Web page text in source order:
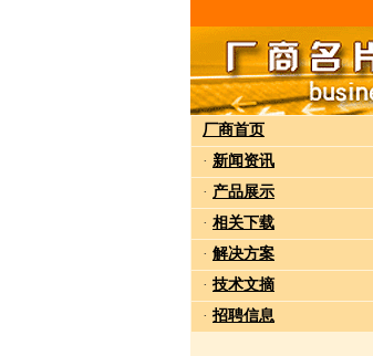
厂商首页
· 新闻资讯
· 产品展示
· 相关下载
· 解决方案
· 技术文摘
· 招聘信息